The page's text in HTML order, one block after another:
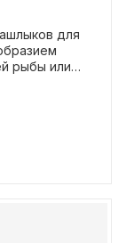
для
рыбы или